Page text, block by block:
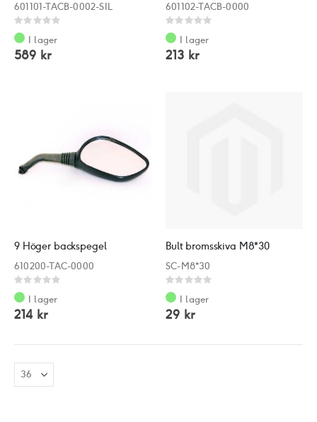
601101-TACB-0002-SIL
Rating:
0%
I lager
589 kr
601102-TACB-0000
Rating:
0%
I lager
213 kr
9 Höger backspegel
610200-TAC-0000
Rating:
0%
I lager
214 kr
Bult bromsskiva M8*30
SC-M8*30
Rating:
0%
I lager
29 kr